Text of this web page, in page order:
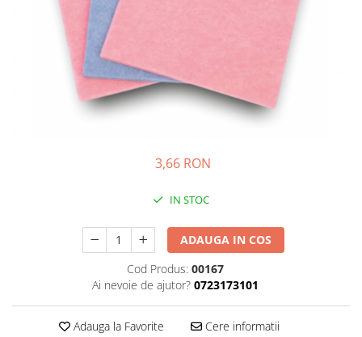
3,66 RON
IN STOC
ADAUGA IN COS
Cod Produs: 00167
Ai nevoie de ajutor? 0723173101
Adauga la Favorite Cere informatii